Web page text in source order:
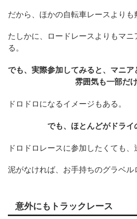
だから、ほかの自転車レースよりも
たしかに、ロードレースよりもマ
る。
でも、実際参加してみると、マニア
雰囲気も一部だけ
ドロドロになるイメージもある。
でも、ほとんどがドライ
ドロドロレースに参加したくても、
泥がなければ、お手持ちのグラベル
意外にもトラックレース